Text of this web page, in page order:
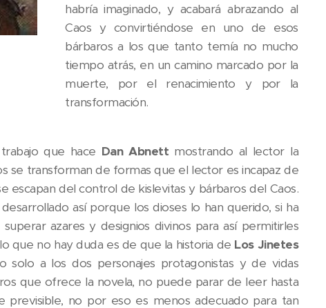
habría imaginado, y acabará abrazando al
Caos y convirtiéndose en uno de esos
bárbaros a los que tanto temía no mucho
tiempo atrás, en un camino marcado por la
muerte, por el renacimiento y por la
transformación.
que hace Dan Abnett mostrando al lector la
se transforman de formas que el lector es incapaz de
escapan del control de kislevitas y bárbaros del Caos.
así porque los dioses lo han querido, si ha
azares y designios divinos para así permitirles
que no hay duda es de que la historia de Los Jinetes
solo a los dos personajes protagonistas y de vidas
que ofrece la novela, no puede parar de leer hasta
previsible, no por eso es menos adecuado para tan